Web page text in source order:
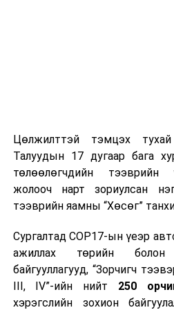
хэсгээр шөнөдөө 5-10 хэм
дулаан, бусад нутгаар
өдөртөө 1 хэм дулаанаас 4
ихэнх нутгаар бага зэрэг
ЦАГ УУР, ОРЧНЫ
УРЬДЧИЛАН
УНШСАН: 3015
ДАРААХ МЭДЭЭ
Дуучин Б.Алтанжаргалын
Цөлжилттэй тэмцэх
Талуудын 17 дугаар бага
төлөөлөгчдийн тээврийн
жолооч нарт зориулсан
тээврийн яамны “Хөсөг”
Сургалтад COP17-ын үеэр
ажиллах төрийн
байгууллагууд, “Зорчигч
III, IV”-ийн нийт 250
хэрэгслийн зохион